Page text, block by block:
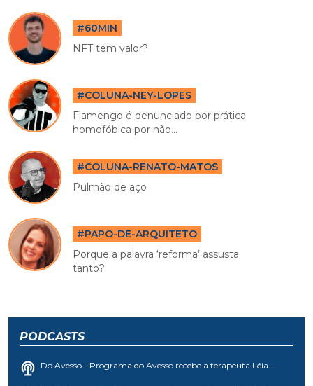
#60MIN
NFT tem valor?
#COLUNA-NEY-LOPES
Flamengo é denunciado por prática
homofóbica por não...
#COLUNA-RENATO-MATOS
Pulmão de aço
#PAPO-DE-ARQUITETO
Porque a palavra ‘reforma’ assusta
tanto?
PODCASTS
Do Avesso - Programa do Avesso recebe a terapeuta Léia...